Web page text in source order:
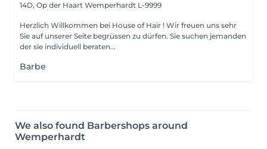
14D, Op der Haart Wemperhardt L-9999
Herzlich Willkommen bei House of Hair ! Wir freuen uns sehr
Sie auf unserer Seite begrüssen zu dürfen. Sie suchen jemanden
der sie individuell beraten...
Barbe
We also found Barbershops around
Wemperhardt